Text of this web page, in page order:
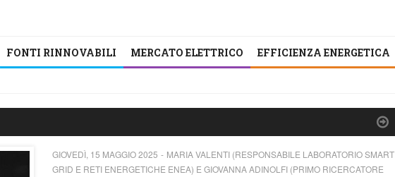
FONTI RINNOVABILI MERCATO ELETTRICO EFFICIENZA ENERGETICA
GIOVEDÌ, 15 MAGGIO 2025
MARIA VALENTI (RESPONSABILE LABORATORIO SMART
GRID E RETI ENERGETICHE ENEA) E GIOVANNA ADINOLFI (PRIMO RICERCATORE